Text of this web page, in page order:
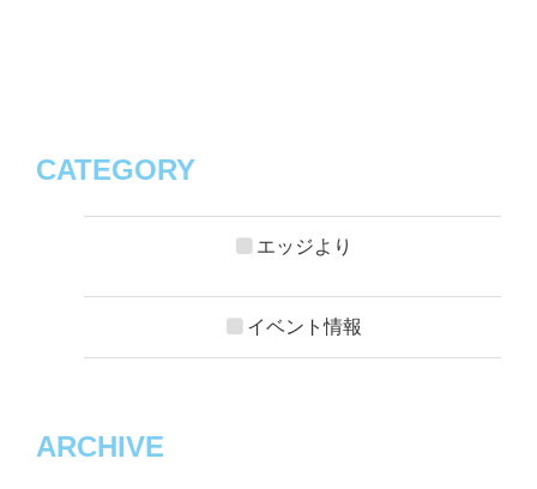
CATEGORY
エッジより
イベント情報
ARCHIVE